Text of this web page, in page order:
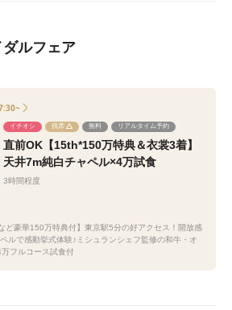
ルフェア
イチオシ 残席 無料 リアルタイム予約
直前OK【15th*150万特典＆衣裳3着】
天井7m純白チャペル×4万試食
3時間程度
ど豪華150万特典付】東京駅5分の好アクセス！開放感
ルで感動挙式体験♪ミシュランシェフ監修の和牛・オ
フルコース試食付